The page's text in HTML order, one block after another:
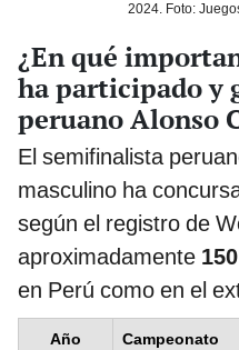
2024. Foto:
¿En qué
ha participado y
peruano Alonso
El semifinalista
masculino ha
según el registro de
aproximadamente
en Perú como en el
Año Campeonato